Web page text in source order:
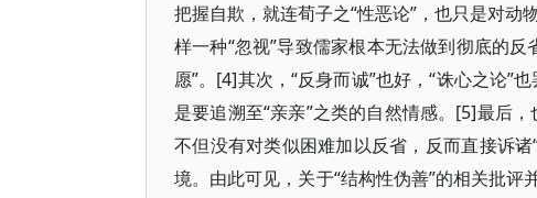
把握自欺，就连荀子之“性恶论”，也只是对动
样一种“忽视”导致儒家根本无法做到彻底的
愿”。[4]其次，“反身而诚”也好，“诛心之论”
是要追溯至“亲亲”之类的自然情感。[5]最后
不但没有对类似困难加以反省，反而直接诉
境。由此可见，关于“结构性伪善”的相关批